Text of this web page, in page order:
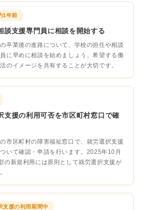
1年前
談支援専門員に相談を開始する
卒業後の進路について、学校の担任や相談
に早めに相談を始めましょう。希望する働
のイメージを共有することが大切です。
支援の利用可否を市区町村窓口で確
市区町村の障害福祉窓口で、就労選択支援
いて確認・申請を行います。2025年10月
の新規利用には原則として就労選択支援が
支援の利用期間中